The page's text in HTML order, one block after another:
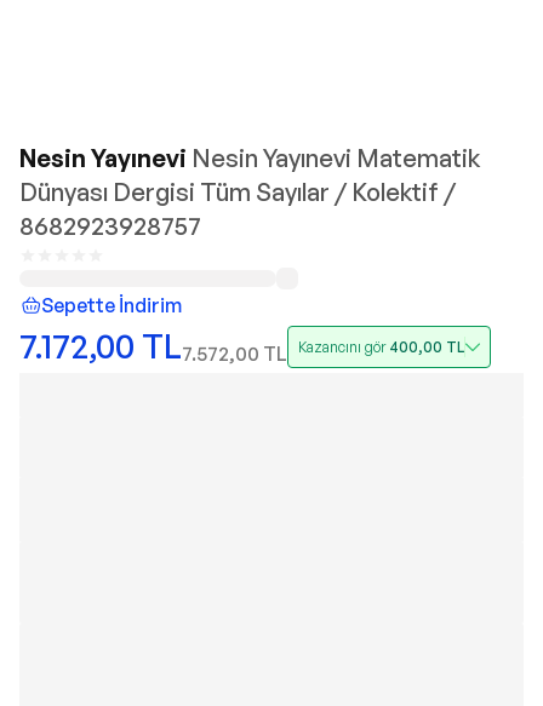
Nesin Yayınevi Nesin Yayınevi Matematik
Dünyası Dergisi Tüm Sayılar / Kolektif /
8682923928757
Sepette İndirim
7.172,00 TL7.572,00 TL Kazancını gör 400,00 TL